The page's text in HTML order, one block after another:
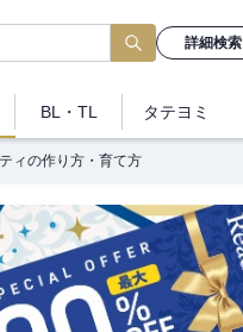
詳細検索
BL・TL タテヨミ
ィの作り方・育て方